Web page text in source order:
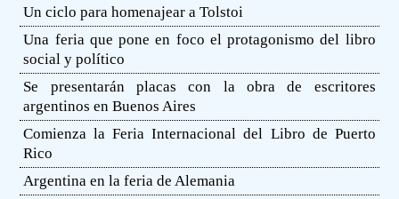
Un ciclo para homenajear a Tolstoi
Una feria que pone en foco el protagonismo del libro
social y político
Se presentarán placas con la obra de escritores
argentinos en Buenos Aires
Comienza la Feria Internacional del Libro de Puerto
Rico
Argentina en la feria de Alemania